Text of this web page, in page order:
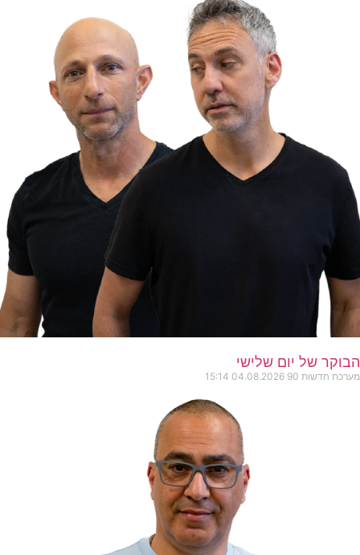
הבוקר של יום שלישי
מערכת חדשות 90 04.08.2026
15:14